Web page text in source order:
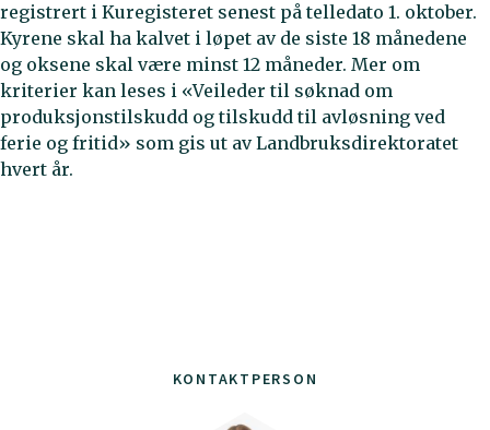
KONTAKTPERSON
registrert i Kuregisteret senest på telledato 1. oktober.
Kyrene skal ha kalvet i løpet av de siste 18 månedene
og oksene skal være minst 12 måneder. Mer om
kriterier kan leses i «Veileder til søknad om
produksjonstilskudd og tilskudd til avløsning ved
ferie og fritid» som gis ut av Landbruksdirektoratet
hvert år.